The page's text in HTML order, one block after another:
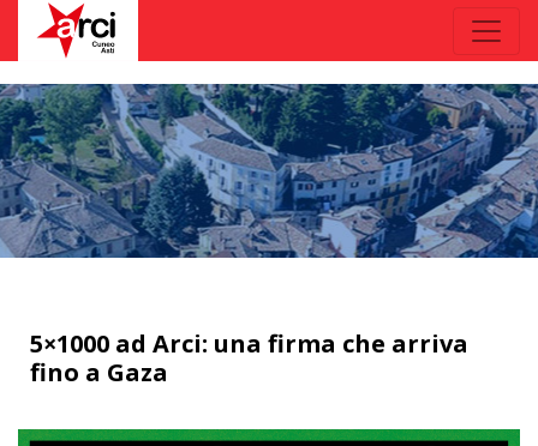
5×1000 ad Arci: una firma che arriva
fino a Gaza